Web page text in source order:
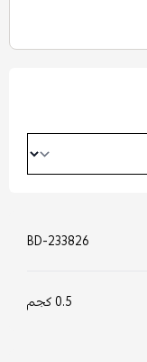
BD-233826
0.5 كجم